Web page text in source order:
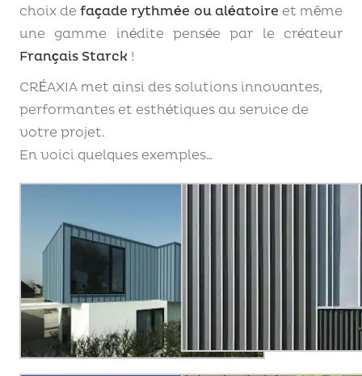
choix defaçade rythmée ou aléatoire et même
une gamme inédite pensée par le créateur
Français Starck !
CRÉAXIA met ainsi des solutions innovantes,
performantes et esthétiques au service de
votre projet.
En voici quelques exemples…